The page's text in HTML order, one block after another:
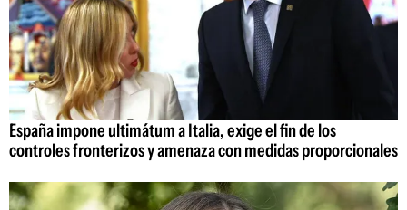
España impone ultimátum a Italia, exige el fin de los
controles fronterizos y amenaza con medidas proporcionales